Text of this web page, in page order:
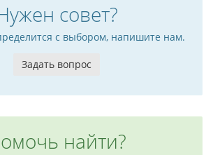
совет?
с выбором, напишите нам.
Задать вопрос
найти?